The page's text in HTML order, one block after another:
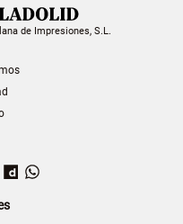
de Impresiones, S.L.
YouTubeDailymotion